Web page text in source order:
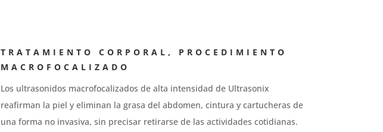
TRATAMIENTO CORPORAL, PROCEDIMIENTO
MACROFOCALIZADO
Los ultrasonidos macrofocalizados de alta intensidad de Ultrasonix
reafirman la piel y eliminan la grasa del abdomen, cintura y cartucheras de
una forma no invasiva, sin precisar retirarse de las actividades cotidianas.